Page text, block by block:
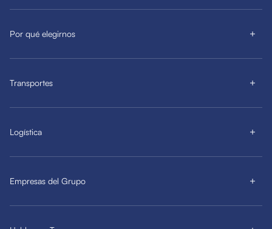
Por qué elegirnos
Transportes
Logística
Empresas del Grupo